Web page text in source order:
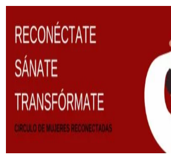
Saltar
al
contenido